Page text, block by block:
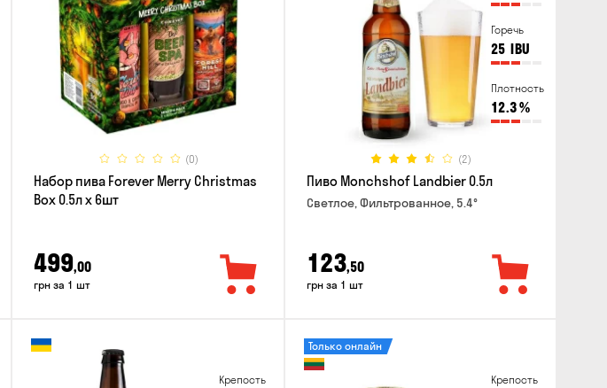
(0)
Набор пива Forever Merry Christmas
Box 0.5л x 6шт
499,00
грн за 1 шт
Горечь
25 IBU
Плотность
12.3%
(2)
Пиво Monchshof Landbier 0.5л
Светлое, Фильтрованное, 5.4°
123,50
грн за 1 шт
Крепость Крепость
Только онлайн